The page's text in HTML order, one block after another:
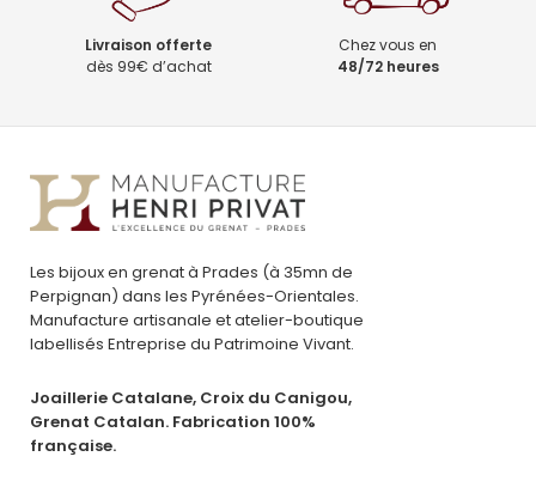
Livraison offerte
dès 99€ d’achat
Chez vous en
48/72 heures
Les bijoux en grenat à Prades (à 35mn de
Perpignan) dans les Pyrénées-Orientales.
Manufacture artisanale et atelier-boutique
labellisés Entreprise du Patrimoine Vivant.
Joaillerie Catalane, Croix du Canigou,
Grenat Catalan. Fabrication 100%
française.